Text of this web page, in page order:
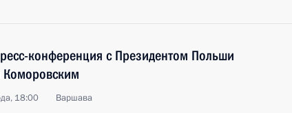
конференция с Президентом Польши
18:00 Варшава